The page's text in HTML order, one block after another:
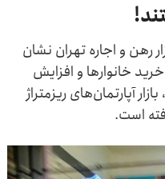
رهن و اجاره تهران نشان
خانوارها و افزایش
آپارتمان‌های ریزمتراژ
است.